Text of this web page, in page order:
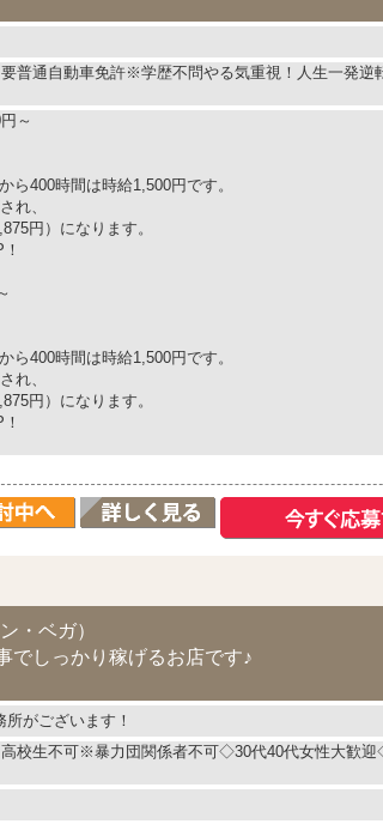
普通自動車免許※学歴不問やる気重視！人生一発逆
～
ら400時間は時給1,500円です。
れ、
円）になります。
ら400時間は時給1,500円です。
れ、
円）になります。
・ベガ）
でしっかり稼げるお店です♪
がございます！
校生不可※暴力団関係者不可◇30代40代女性大歓